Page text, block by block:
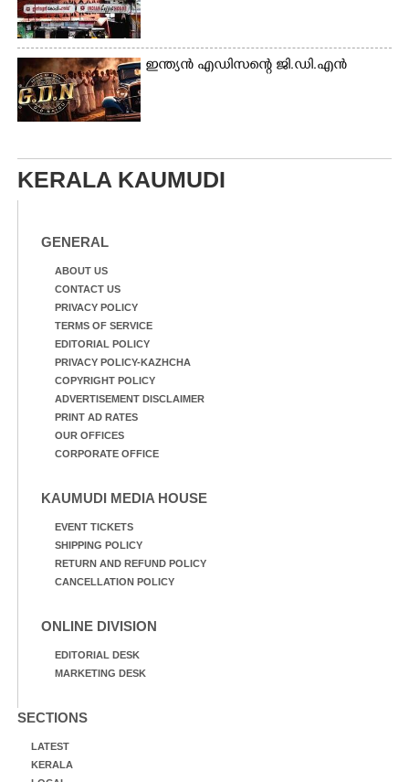
ഇന്ത്യൻ എഡിസന്റെ ജി.ഡി.എൻ
KERALA KAUMUDI
GENERAL
ABOUT US
CONTACT US
PRIVACY POLICY
TERMS OF SERVICE
EDITORIAL POLICY
PRIVACY POLICY-KAZHCHA
COPYRIGHT POLICY
ADVERTISEMENT DISCLAIMER
PRINT AD RATES
OUR OFFICES
CORPORATE OFFICE
KAUMUDI MEDIA HOUSE
EVENT TICKETS
SHIPPING POLICY
RETURN AND REFUND POLICY
CANCELLATION POLICY
ONLINE DIVISION
EDITORIAL DESK
MARKETING DESK
SECTIONS
LATEST
KERALA